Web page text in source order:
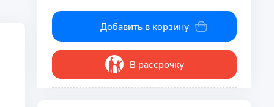
Добавить в корзину
В рассрочку